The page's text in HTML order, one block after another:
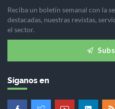
Reciba un boletín semanal con la
destacadas, nuestras revistas,
el sector.
Síganos en